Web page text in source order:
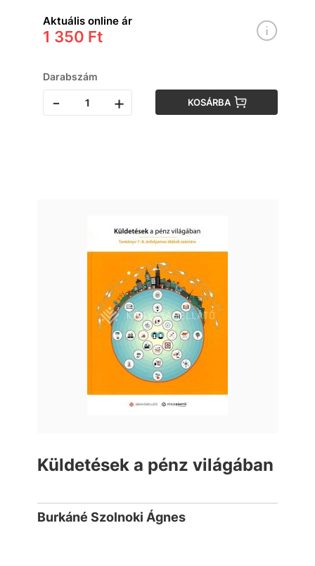
Aktuális online ár
1 350 Ft
Darabszám
- + KOSÁRBA
Küldetések a pénz világában
Burkáné Szolnoki Ágnes